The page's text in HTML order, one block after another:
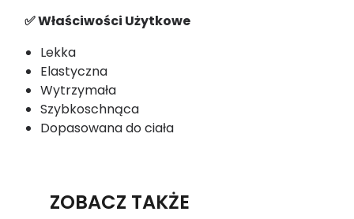
✅ Właściwości Użytkowe
Lekka
Elastyczna
Wytrzymała
Szybkoschnąca
Dopasowana do ciała
ZOBACZ TAKŻE